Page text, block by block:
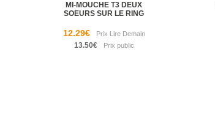
MI-MOUCHE T3 DEUX
SOEURS SUR LE RING
12.29€
13.50€